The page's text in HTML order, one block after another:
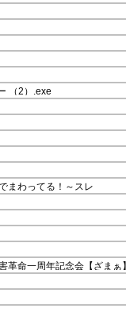
（2）.exe
まわってる！～スレ
革命一周年記念会【ざまぁ